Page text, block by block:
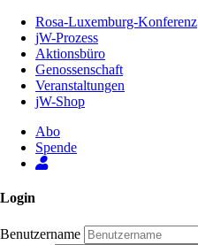
Inhalt
Seite
Rosa-Luxemburg-Konferenz
jW-Prozess
Aktionsbüro
Genossenschaft
Veranstaltungen
jW-Shop
Abo
Spende
Login
Benutzername